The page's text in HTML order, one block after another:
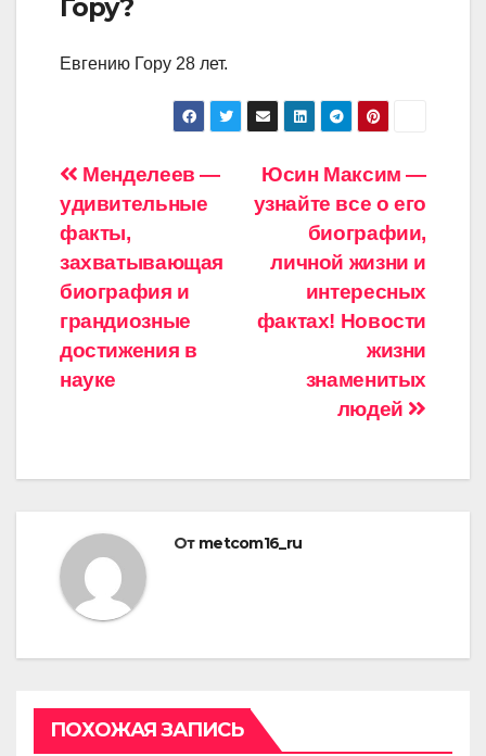
Гору?
Евгению Гору 28 лет.
Навигация
по
записям
Юсин Максим —
узнайте все о его
биографии,
личной жизни и
интересных
фактах! Новости
жизни
знаменитых
людей
Менделеев —
удивительные
факты,
захватывающая
биография и
грандиозные
достижения в
науке
От metcom16_ru
ПОХОЖАЯ ЗАПИСЬ